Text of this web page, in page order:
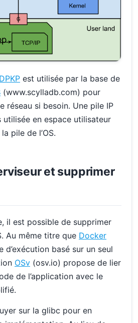
DPKP est utilisée par la base de
(www.scylladb.com) pour
réseau si besoin. Une pile IP
en espace utilisateur
pile de l’OS.
et supprimer
il est possible de supprimer
Au même titre que Docker
d’exécution basé sur un seul
OSv (osv.io) propose de lier
de l’application avec le
sur la glibc pour en